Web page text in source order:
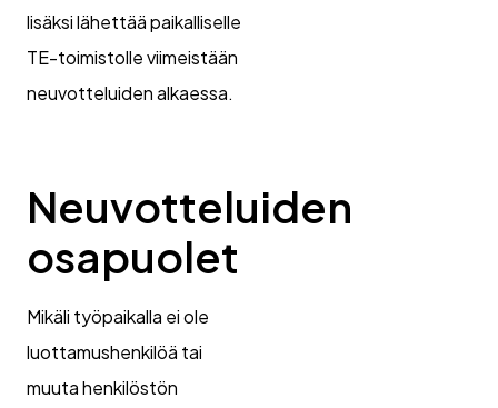
lisäksi lähettää paikalliselle
TE-toimistolle viimeistään
neuvotteluiden alkaessa.
Neuvotteluiden
osapuolet
Mikäli työpaikalla ei ole
luottamushenkilöä tai
muuta henkilöstön